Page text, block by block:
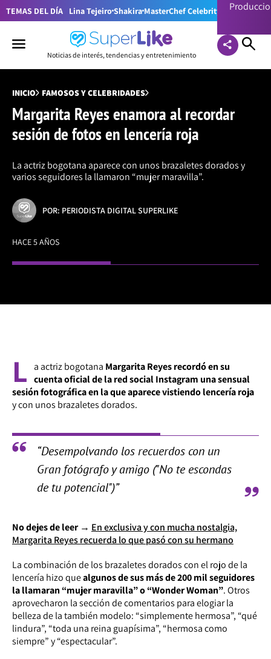
TEMAS DEL DÍA Lina TejeiroShakira MasterChef Celebrity Colombia
Noticias de interés, tendencias y entretenimiento
INICIO FAMOSOS Y CELEBRIDADES
Margarita Reyes enamora al recordar
sesión de fotos en lencería roja
La actriz bogotana aparece con unos brazaletes dorados y
varios seguidores la llamaron “mujer maravilla”.
POR: PERIODISTA DIGITAL SUPERLIKE
HACE 5 AÑOS
L a actriz bogotana Margarita Reyes recordó en su
cuenta oficial de la red social Instagram una sensual
sesión fotográfica en la que aparece vistiendo lencería roja
y con unos brazaletes dorados.
“Desempolvando los recuerdos con un
Gran fotógrafo y amigo ("No te escondas
de tu potencial")”
No dejes de leer → En exclusiva y con mucha nostalgia,
Margarita Reyes recuerda lo que pasó con su hermano
La combinación de los brazaletes dorados con el rojo de la
lencería hizo quealgunos de sus más de 200 mil seguidores
la llamaran “mujer maravilla” o “Wonder Woman”. Otros
aprovecharon la sección de comentarios para elogiar la
belleza de la también modelo: “simplemente hermosa”, “qué
lindura”, “toda una reina guapísima”, “hermosa como
siempre” y “espectacular”.